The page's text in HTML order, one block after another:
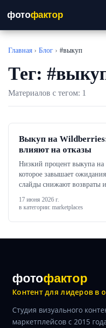
фотофактор
Главная › Блог › #выкуп
Тег:
Материалов с тегом: 1
Выкуп на
влияют на отказы
Низкий процент выкупа на
которое завышает
слайды снижают возвраты
17 июня 2026 г.
в категории: marketplaces
фотофактор
Контент для лидеров в
Студия визуального
маркетплейсов с 2015